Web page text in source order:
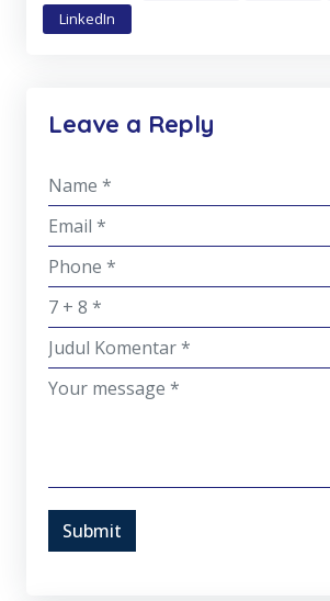
LinkedIn
Leave a Reply
Submit